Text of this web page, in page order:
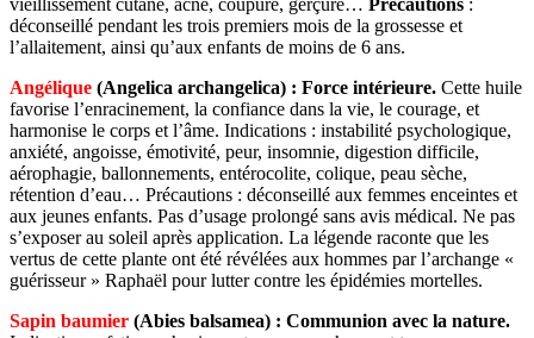
déconseillé pendant les trois premiers mois de la grossesse et
l’allaitement, ainsi qu’aux enfants de moins de 6 ans.
Angélique (Angelica archangelica) : Force intérieure. Cette huile
favorise l’enracinement, la confiance dans la vie, le courage, et
harmonise le corps et l’âme. Indications : instabilité psychologique,
anxiété, angoisse, émotivité, peur, insomnie, digestion difficile,
aérophagie, ballonnements, entérocolite, colique, peau sèche,
rétention d’eau… Précautions : déconseillé aux femmes enceintes et
aux jeunes enfants. Pas d’usage prolongé sans avis médical. Ne pas
s’exposer au soleil après application. La légende raconte que les
vertus de cette plante ont été révélées aux hommes par l’archange «
guérisseur » Raphaël pour lutter contre les épidémies mortelles.
Sapin baumier (Abies balsamea) : Communion avec la nature.